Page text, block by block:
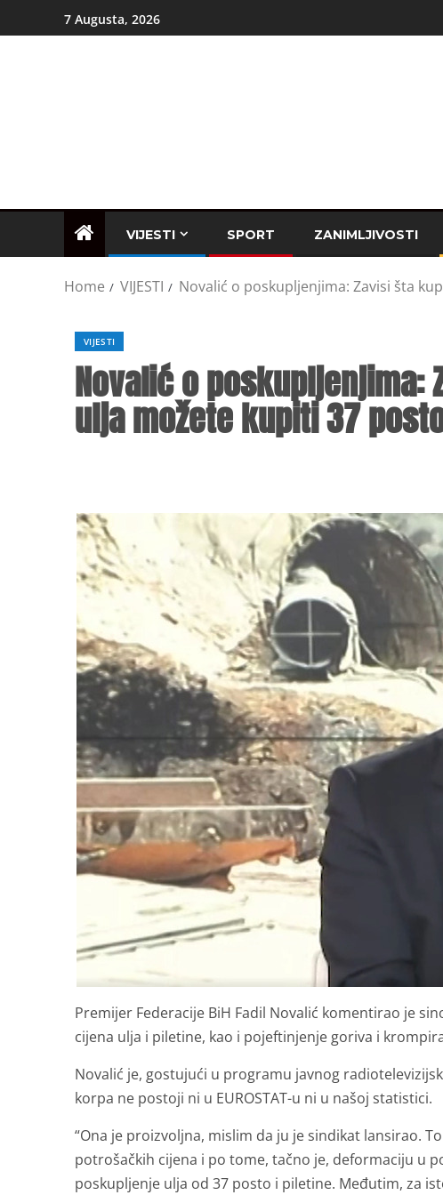
7 Augusta, 2026
VIJESTI SPORT ZANIMLJIVOSTI
Home VIJESTI Novalić o poskupljenjima: Zavisi šta
VIJESTI
Novalić o poskupljenjima:
ulja možete kupiti 37
Premijer Federacije BiH Fadil Novalić komentirao je
cijena ulja i piletine, kao i pojeftinjenje goriva i
Novalić je, gostujući u programu javnog
korpa ne postoji ni u EUROSTAT-u ni u našoj statistici.
“Ona je proizvoljna, mislim da ju je sindikat lansirao.
potrošačkih cijena i po tome, tačno je, deformaciju u
poskupljenje ulja od 37 posto i piletine. Međutim, za